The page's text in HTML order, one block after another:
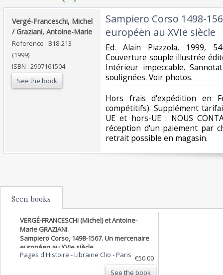
‎Vergé-Franceschi, Michel
/ Graziani, Antoine-Marie‎
Reference : B18-213
(1999)
ISBN : 2907161504
See the book
‎Sampiero Corso 1498-
européen au XVIe siècle‎
‎Ed. Alain Piazzola, 1999,
Couverture souple illustrée
Intérieur impeccable.
soulignées. Voir photos.‎
‎Hors frais d'expédition en
compétitifs). Supplément
UE et hors-UE : NOUS
réception d'un paiement par
retrait possible en magasin.‎
Seen books
VERGÉ-FRANCESCHI (Michel) et Antoine-
Marie GRAZIANI.
Sampiero Corso, 1498-1567. Un mercenaire
européen au XVIe siècle.
Pages d'Histoire - Librairie Clio -Paris €50.00
See the book